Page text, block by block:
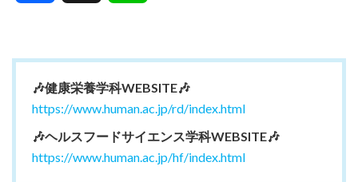
🎶健康栄養学科WEBSITE🎶
https://www.human.ac.jp/rd/index.html
🎶ヘルスフードサイエンス学科WEBSITE🎶
https://www.human.ac.jp/hf/index.html